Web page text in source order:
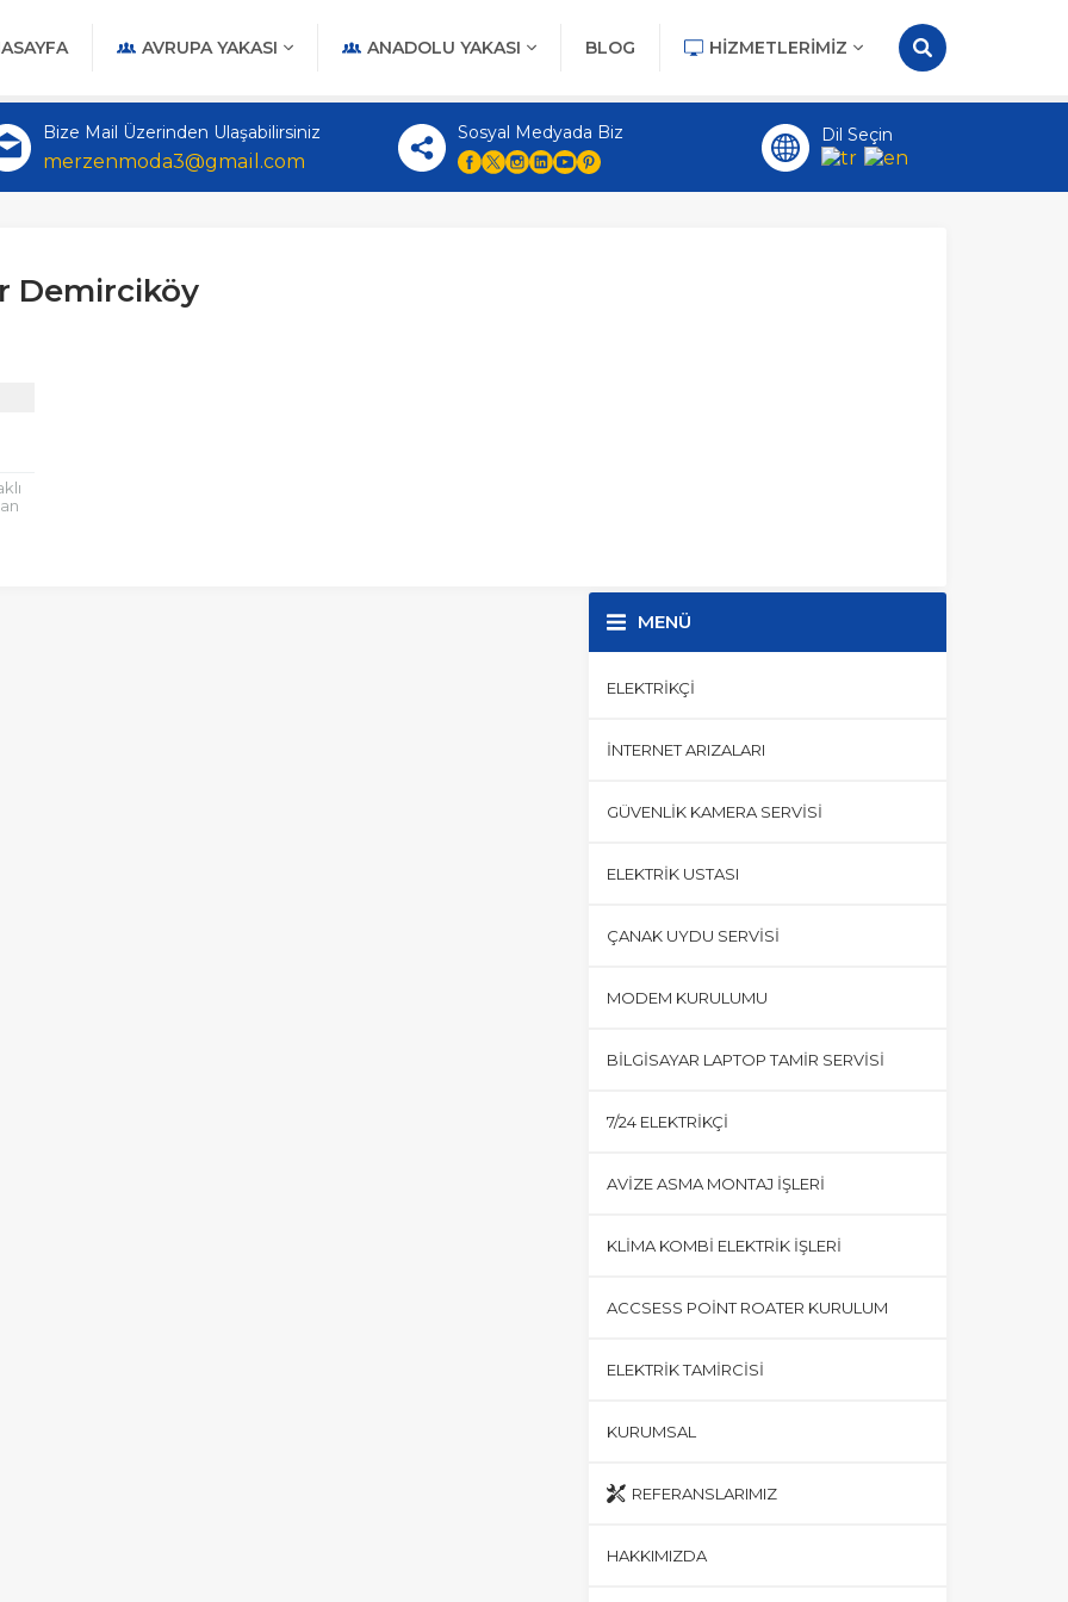
AVRUPA YAKASI ANADOLU YAKASI BLOG HIZMETLERIMIZ
Bize Mail Üzerinden Ulaşabilirsiniz
merzenmoda3@gmail.com
Sosyal Medyada Biz Dil Seçin
Demirciköy
MENÜ
ELEKTRIKÇI
İNTERNET ARIZALARI
GÜVENLIK KAMERA SERVISI
ELEKTRIK USTASI
ÇANAK UYDU SERVISI
MODEM KURULUMU
BILGISAYAR LAPTOP TAMIR SERVISI
7/24 ELEKTRIKÇI
AVIZE ASMA MONTAJ İŞLERI
KLIMA KOMBI ELEKTRIK İŞLERI
ACCSESS POINT ROATER KURULUM
ELEKTRIK TAMIRCISI
KURUMSAL
REFERANSLARIMIZ
HAKKIMIZDA